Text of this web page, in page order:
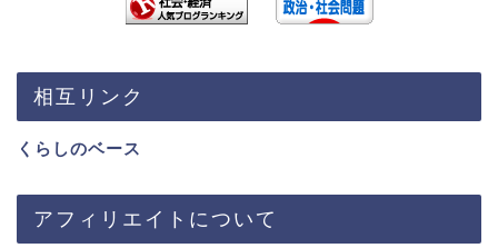
相互リンク
くらしのベース
アフィリエイトについて